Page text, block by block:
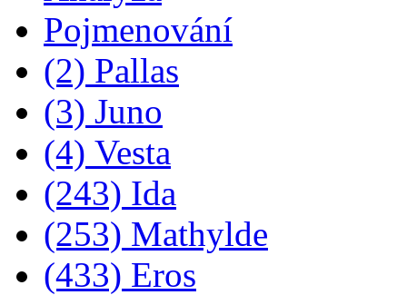
Pojmenování
(2) Pallas
(3) Juno
(4) Vesta
(243) Ida
(253) Mathylde
(433) Eros